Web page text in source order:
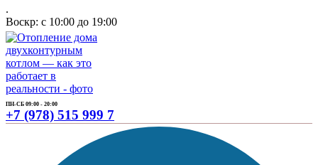
.
Воскр: с 10:00 до 19:00
ПН-СБ 09:00 - 20:00
+7 (978) 515 999 7